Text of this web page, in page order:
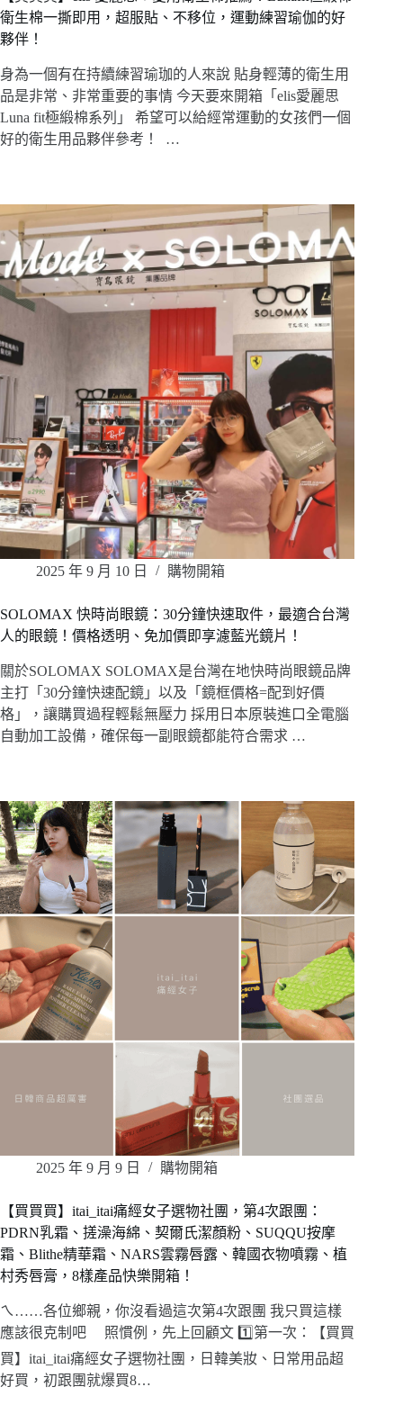
衛生棉一撕即用，超服貼、不移位，運動練習瑜伽的好
夥伴！
身為一個有在持續練習瑜珈的人來說 貼身輕薄的衛生用
品是非常、非常重要的事情 今天要來開箱「elis愛麗思
Luna fit極緞棉系列」 希望可以給經常運動的女孩們一個
好的衛生用品夥伴參考！ …
2025 年 9 月 10 日 購物開箱
SOLOMAX 快時尚眼鏡：30分鐘快速取件，最適合台灣
人的眼鏡！價格透明、免加價即享濾藍光鏡片！
關於SOLOMAX SOLOMAX是台灣在地快時尚眼鏡品牌
主打「30分鐘快速配鏡」以及「鏡框價格=配到好價
格」，讓購買過程輕鬆無壓力 採用日本原裝進口全電腦
自動加工設備，確保每一副眼鏡都能符合需求 …
2025 年 9 月 9 日 購物開箱
【買買買】itai_itai痛經女子選物社團，第4次跟團：
PDRN乳霜、搓澡海綿、契爾氏潔顏粉、SUQQU按摩
霜、Blithe精華霜、NARS雲霧唇露、韓國衣物噴霧、植
村秀唇膏，8樣產品快樂開箱！
ㄟ……各位鄉親，你沒看過這次第4次跟團 我只買這樣
應該很克制吧 照慣例，先上回顧文 1️⃣第一次：【買買
買】itai_itai痛經女子選物社團，日韓美妝、日常用品超
好買，初跟團就爆買8…